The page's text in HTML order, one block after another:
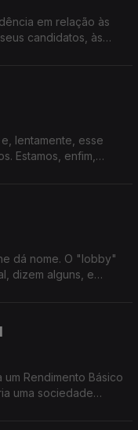
em relação às
candidatos, às
lentamente, esse
Estamos, enfim,
dá nome. O "lobby"
dizem alguns, e
Rendimento Básico
uma sociedade